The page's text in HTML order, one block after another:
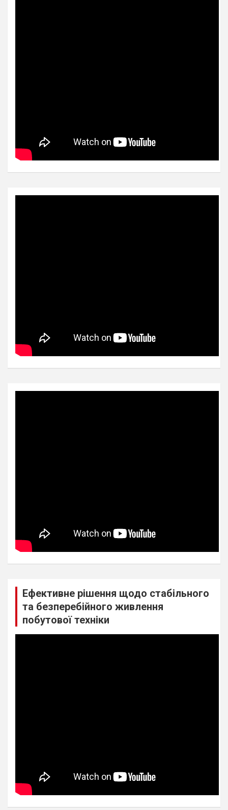
Ефективне рішення щодо стабільного
та безперебійного живлення
побутової техніки